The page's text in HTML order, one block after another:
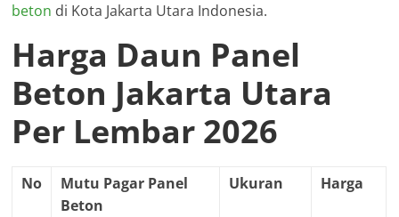
beton di Kota Jakarta Utara Indonesia.
Harga Daun Panel
Beton Jakarta Utara
Per Lembar 2026
No
Mutu Pagar Panel
Beton
Ukuran Harga